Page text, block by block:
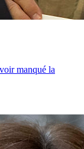
manqué la